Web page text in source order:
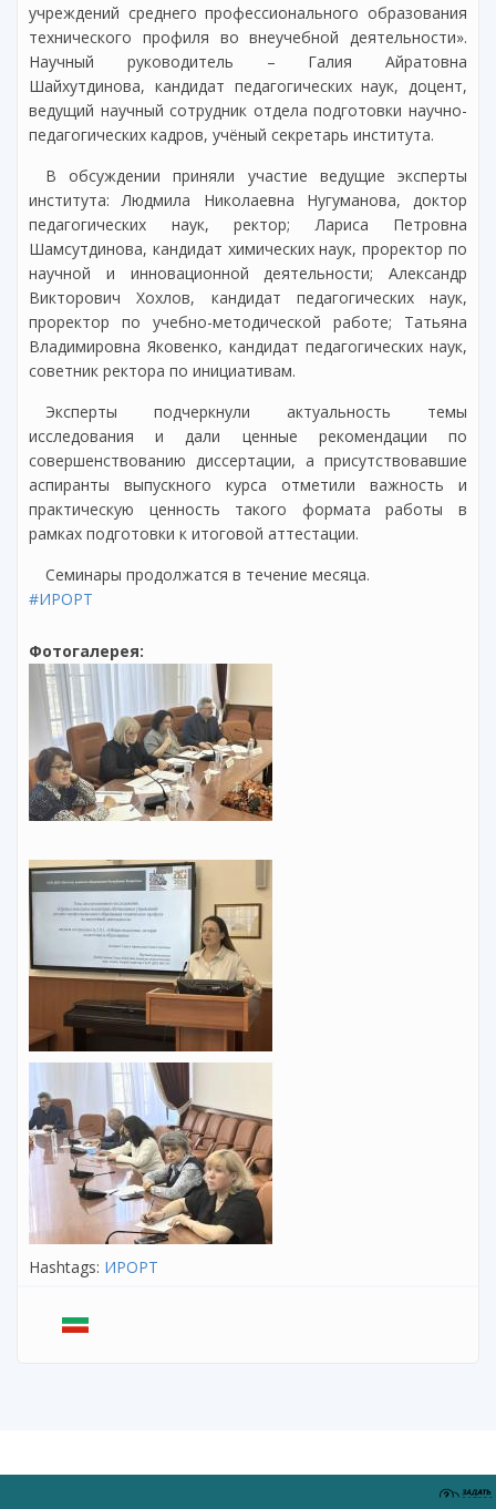
учреждений среднего профессионального образования
технического профиля во внеучебной деятельности».
Научный руководитель – Галия Айратовна
Шайхутдинова, кандидат педагогических наук, доцент,
ведущий научный сотрудник отдела подготовки научно-
педагогических кадров, учёный секретарь института.
В обсуждении приняли участие ведущие эксперты
института: Людмила Николаевна Нугуманова, доктор
педагогических наук, ректор; Лариса Петровна
Шамсутдинова, кандидат химических наук, проректор по
научной и инновационной деятельности; Александр
Викторович Хохлов, кандидат педагогических наук,
проректор по учебно-методической работе; Татьяна
Владимировна Яковенко, кандидат педагогических наук,
советник ректора по инициативам.
Эксперты подчеркнули актуальность темы
исследования и дали ценные рекомендации по
совершенствованию диссертации, а присутствовавшие
аспиранты выпускного курса отметили важность и
практическую ценность такого формата работы в
рамках подготовки к итоговой аттестации.
Семинары продолжатся в течение месяца.
#ИРОРТ
Фотогалерея:
Hashtags: ИРОРТ